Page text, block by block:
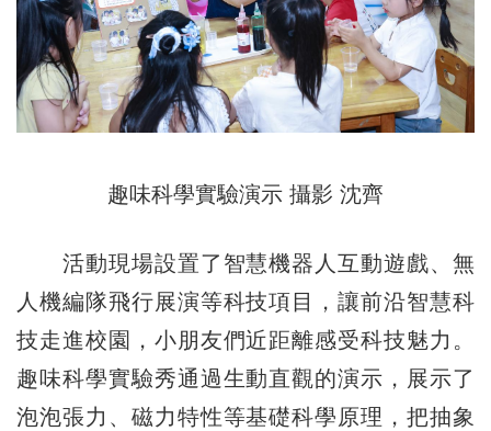
趣味科學實驗演示 攝影 沈齊
活動現場設置了智慧機器人互動遊戲、無
人機編隊飛行展演等科技項目，讓前沿智慧科
技走進校園，小朋友們近距離感受科技魅力。
趣味科學實驗秀通過生動直觀的演示，展示了
泡泡張力、磁力特性等基礎科學原理，把抽象